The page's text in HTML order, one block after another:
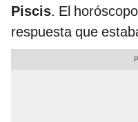
Piscis. El
respuesta que